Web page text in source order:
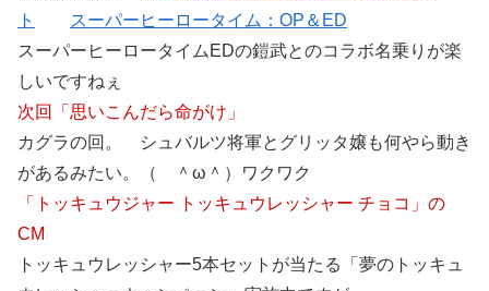
ト
スーパーヒーロータイム：OP＆ED
スーパーヒーロータイムEDの鎧武とのコラボ名乗りが楽
しいですねぇ
次回「思いこんだら命がけ」
カグラの回。 シュバルツ将軍とグリッタ嬢も何やら動き
があるみたい。（ ＾ω＾）ワクワク
「トッキュウジャー トッキュウレッシャー チョコ」の
CM
トッキュウレッシャー5本セットが当たる「夢のトッキュ